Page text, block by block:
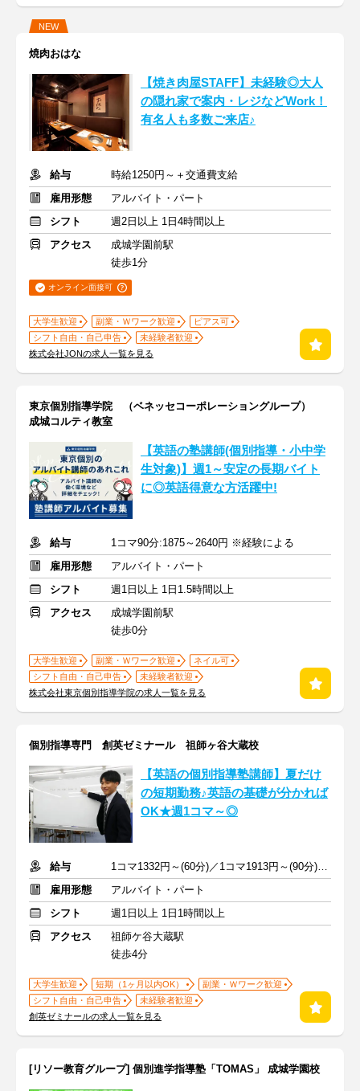
NEW
焼肉おはな
【焼き肉屋STAFF】未経験◎大人
の隠れ家で案内・レジなどWork！
有名人も多数ご来店♪
給与
時給1250円～＋交通費支給
雇用形態
アルバイト・パート
シフト
週2日以上 1日4時間以上
アクセス
成城学園前駅
徒歩1分
オンライン面接可
大学生歓迎 副業・Ｗワーク歓迎
ピアス可
シフト自由・自己申告
未経験者歓迎
株式会社JONの求人一覧を見る
東京個別指導学院 （ベネッセコーポレーショングループ）
成城コルティ教室
【英語の塾講師(個別指導・小中学
生対象)】週1～安定の長期バイト
に◎英語得意な方活躍中!
給与
1コマ90分:1875～2640円 ※経験による
雇用形態
アルバイト・パート
シフト
週1日以上 1日1.5時間以上
アクセス
成城学園前駅
徒歩0分
大学生歓迎 副業・Ｗワーク歓迎
ネイル可
シフト自由・自己申告
未経験者歓迎
株式会社東京個別指導学院の求人一覧を見る
個別指導専門 創英ゼミナール 祖師ヶ谷大蔵校
【英語の個別指導塾講師】夏だけ
の短期勤務♪英語の基礎が分かれば
OK★週1コマ～◎
給与
1コマ1332円～(60分)／1コマ1913円～(90分) ※準備報告手当込み
雇用形態
アルバイト・パート
シフト
週1日以上 1日1時間以上
アクセス
祖師ケ谷大蔵駅
徒歩4分
大学生歓迎 短期（1ヶ月以内OK）
副業・Ｗワーク歓迎
シフト自由・自己申告
未経験者歓迎
創英ゼミナールの求人一覧を見る
[リソー教育グループ] 個別進学指導塾「TOMAS」 成城学園校